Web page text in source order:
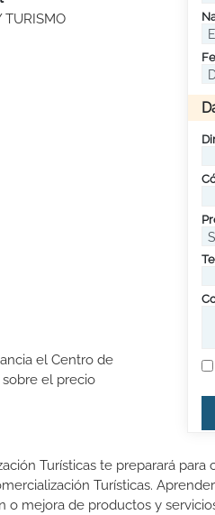
TURISMO
el Centro de
el precio
Turísticas te preparará
Turísticas.
o mejora de productos y